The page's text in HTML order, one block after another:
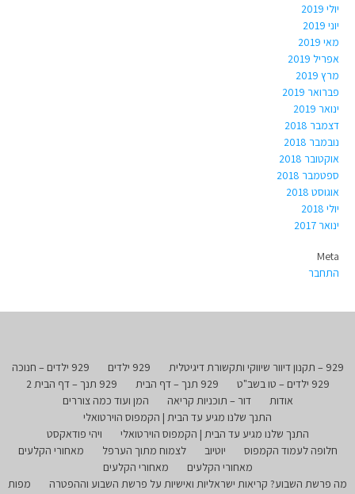
יולי 2019
יוני 2019
מאי 2019
אפריל 2019
מרץ 2019
פברואר 2019
ינואר 2019
דצמבר 2018
נובמבר 2018
אוקטובר 2018
ספטמבר 2018
אוגוסט 2018
יולי 2018
ינואר 2017
Meta
התחבר
929 – תקנון דיוור שיווקי ותקשורת דיגיטלית 929 ילדים
929 ילדים – חנוכה
929 ילדים – טו בשב"ט
929 תנך – דף הבית
929 תנך – דף הבית 2
אודות
דור – תוכניות קריאה
המן ועוד כמה צוררים
התנך שלנו מגיע עד הבית | הקמפוס הוירטואלי
התנך שלנו מגיע עד הבית | הקמפוס הוירטואלי
ויהי פודאקסט
חלופה לעמוד הקמפוס
יוטיוב לצמוח מתוך הערפל
מאחורי הקלעים
מאחורי הקלעים
מאחורי הקלעים
מה פרשת השבוע? קריאות ישראליות ואישיות על פרשת השבוע וההפטרה
מפות